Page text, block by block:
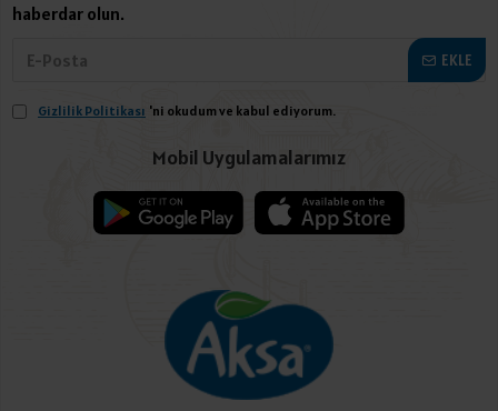
haberdar olun.
EKLE
Gizlilik Politikası 'ni okudum ve kabul ediyorum.
Mobil Uygulamalarımız